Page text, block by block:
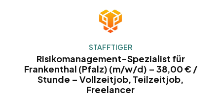
STAFFTIGER
Risikomanagement-Spezialist für
Frankenthal (Pfalz) (m/w/d) – 38,00 € /
Stunde – Vollzeitjob, Teilzeitjob,
Freelancer